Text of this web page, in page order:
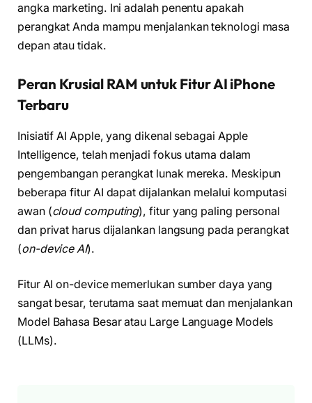
angka marketing. Ini adalah penentu apakah
perangkat Anda mampu menjalankan teknologi masa
depan atau tidak.
Peran Krusial RAM untuk Fitur AI iPhone
Terbaru
Inisiatif AI Apple, yang dikenal sebagai Apple
Intelligence, telah menjadi fokus utama dalam
pengembangan perangkat lunak mereka. Meskipun
beberapa fitur AI dapat dijalankan melalui komputasi
awan (cloud computing), fitur yang paling personal
dan privat harus dijalankan langsung pada perangkat
(on-device AI).
Fitur AI on-device memerlukan sumber daya yang
sangat besar, terutama saat memuat dan menjalankan
Model Bahasa Besar atau Large Language Models
(LLMs).